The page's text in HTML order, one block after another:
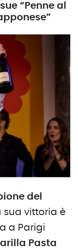
“Penne al
del
sua vittoria è
a Parigi
Pasta